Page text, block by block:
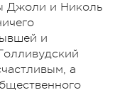
Джоли и Николь
и
а